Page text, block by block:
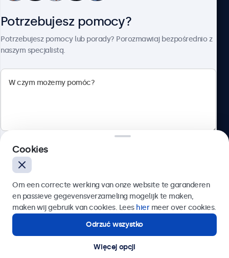
Wszystkie wersje Samsung DeX
Złącza
HDMI
1x
1x
USB-C
USB-A
Przez adapter USB-C na USB-A. Połączenie obsługuje jedynie
sterowanie dotykiem, a przesyłanie obrazu odbywa się przez
port HDMI, DisplayPort lub VGA.
Polski
© 2026 Beetronics
Potrzebujesz pomocy?
Potrzebujesz pomocy lub porady? Porozmawiaj bezpośrednio z
naszym specjalistą.
Wyślij
Lub zadzwoń pod numer:22 397 04 43
Potrzebujesz pomocy?
Kontakt ze specjalistą.
Cookies
Om een correcte werking van onze website te garanderen
en passieve gegevensverzameling mogelijk te maken,
maken wij gebruik van cookies. Lees hiermeer over cookies.
Odrzuć wszystko
Więcej opcji